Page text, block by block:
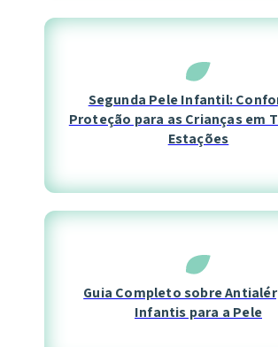
Segunda Pele Infantil:
Proteção para as Crianças em
Estações
Guia Completo sobre
Infantis para a Pele